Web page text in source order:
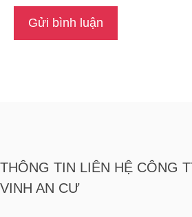
THÔNG TIN LIÊN HỆ CÔNG
VINH AN CƯ